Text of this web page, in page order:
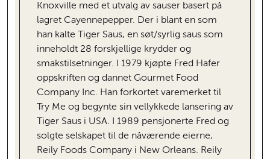
Knoxville med et utvalg av sauser basert på
lagret Cayennepepper. Der i blant en som
han kalte Tiger Saus, en søt/syrlig saus som
inneholdt 28 forskjellige krydder og
smakstilsetninger. I 1979 kjøpte Fred Hafer
oppskriften og dannet Gourmet Food
Company Inc. Han forkortet varemerket til
Try Me og begynte sin vellykkede lansering av
Tiger Saus i USA. I 1989 pensjonerte Fred og
solgte selskapet til de nåværende eierne,
Reily Foods Company i New Orleans. Reily